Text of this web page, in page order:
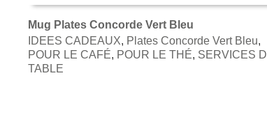
AJOUTER AU PANIER
Mug Plates Concorde Vert Bleu
IDEES CADEAUX, Plates Concorde Vert Bleu,
POUR LE CAFÉ, POUR LE THÉ, SERVICES
TABLE